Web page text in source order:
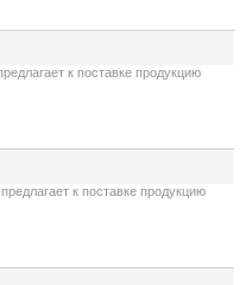
к поставке продукцию
к поставке продукцию